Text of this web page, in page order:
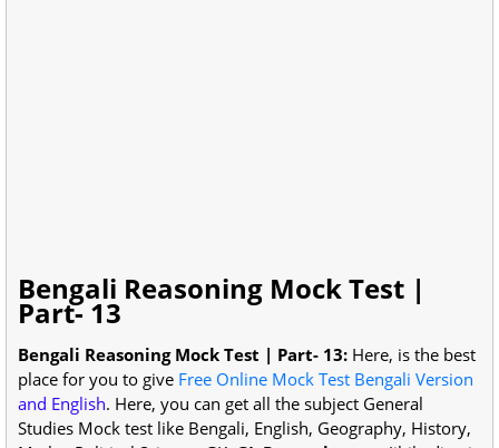
Bengali Reasoning Mock Test |
Part- 13
Bengali Reasoning Mock Test | Part- 13: Here, is the best
place for you to give Free Online Mock Test Bengali Version
and English. Here, you can get all the subject General
Studies Mock test like Bengali, English, Geography, History,